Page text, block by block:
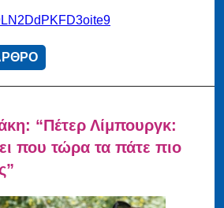
“Πέτερ Λίμπουργκ:
που τώρα τα πάτε πιο